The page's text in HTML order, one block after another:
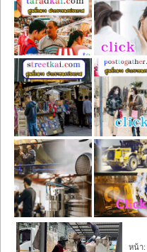
หน้า: